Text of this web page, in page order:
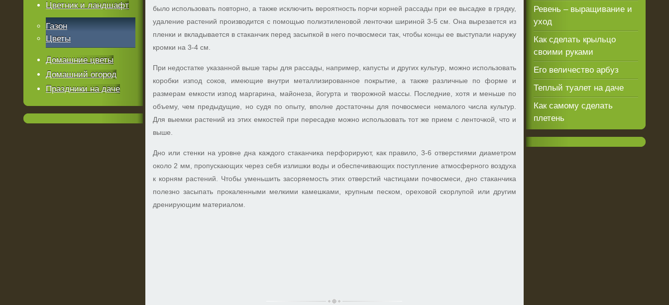
было использовать повторно, а также исключить вероятность порчи корней рассады при ее высадке в грядку,
удаление растений производится с помощью полиэтиленовой ленточки шириной 3-5 см. Она вырезается из
пленки и вкладывается в стаканчик перед засыпкой в него почвосмеси так, чтобы концы ее выступали наружу
кромки на 3-4 см.
При недостатке указанной выше тары для рассады, например, капусты и других культур, можно использовать
коробки изпод соков, имеющие внутри металлизированное покрытие, а также различные по форме и
размерам емкости изпод маргарина, майонеза, йогурта и творожной массы. Последние, хотя и меньше по
объему, чем предыдущие, но судя по опыту, вполне достаточны для почвосмеси немалого числа культур.
Для выемки растений из этих емкостей при пересадке можно использовать тот же прием с ленточкой, что и
выше.
Дно или стенки на уровне дна каждого стаканчика перфорируют, как правило, 3-6 отверстиями диаметром
около 2 мм, пропускающих через себя излишки воды и обеспечивающих поступление атмосферного воздуха
к корням растений. Чтобы уменьшить засоряемость этих отверстий частицами почвосмеси, дно стаканчика
полезно засыпать прокаленными мелкими камешками, крупным песком, ореховой скорлупой или другим
дренирующим материалом.
Цветник и ландшафт
Газон
Цветы
Домашние цветы
Домашний огород
Праздники на даче
Ревень – выращивание и
уход
Как сделать крыльцо
своими руками
Его величество арбуз
Теплый туалет на даче
Как самому сделать
плетень